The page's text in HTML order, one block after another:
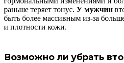
раньше теряет тонус. У мужчин
быть более массивным из-за
и плотности кожи.
Возможно ли убрать